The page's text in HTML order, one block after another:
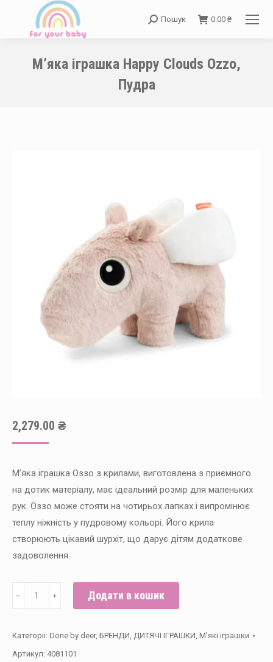
Search:
Пошук 0.00 ₴
М’яка іграшка Happy Clouds Ozzo,
Пудра
2,279.00 ₴
М’яка іграшка Оззо з крилами, виготовлена з приємного
на дотик матеріалу, має ідеальний розмір для маленьких
рук. Оззо може стояти на чотирьох лапках і випромінює
теплу ніжність у пудровому кольорі. Його крила
створюють цікавий шурхіт, що дарує дітям додаткове
задоволення.
Clouds
Ozzo,
﹣ ﹢ Додати в кошик
Категорії: Done by deer, БРЕНДИ, ДИТЯЧІ ІГРАШКИ, М'які іграшки
Артикул: 4081101